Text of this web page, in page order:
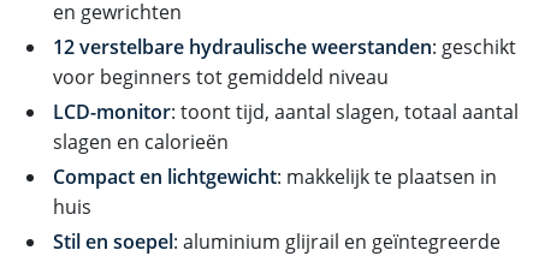
en gewrichten
12 verstelbare hydraulische weerstanden: geschikt
voor beginners tot gemiddeld niveau
LCD-monitor: toont tijd, aantal slagen, totaal aantal
slagen en calorieën
Compact en lichtgewicht: makkelijk te plaatsen in
huis
Stil en soepel: aluminium glijrail en geïntegreerde